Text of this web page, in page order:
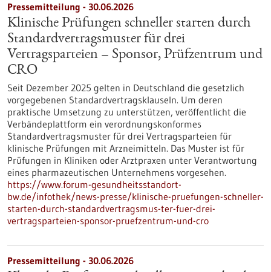
Pressemitteilung - 30.06.2026
Klinische Prüfungen schneller starten durch
Standardvertragsmuster für drei
Vertragsparteien – Sponsor, Prüfzentrum und
CRO
Seit Dezember 2025 gelten in Deutschland die gesetzlich
vorgegebenen Standardvertragsklauseln. Um deren
praktische Umsetzung zu unterstützen, veröffentlicht die
Verbändeplattform ein verordnungskonformes
Standardvertragsmuster für drei Vertragsparteien für
klinische Prüfungen mit Arzneimitteln. Das Muster ist für
Prüfungen in Kliniken oder Arztpraxen unter Verantwortung
eines pharmazeutischen Unternehmens vorgesehen.
https://www.forum-gesundheitsstandort-
bw.de/infothek/news-presse/klinische-pruefungen-schneller-
starten-durch-standardvertragsmus-ter-fuer-drei-
vertragsparteien-sponsor-pruefzentrum-und-cro
Pressemitteilung - 30.06.2026